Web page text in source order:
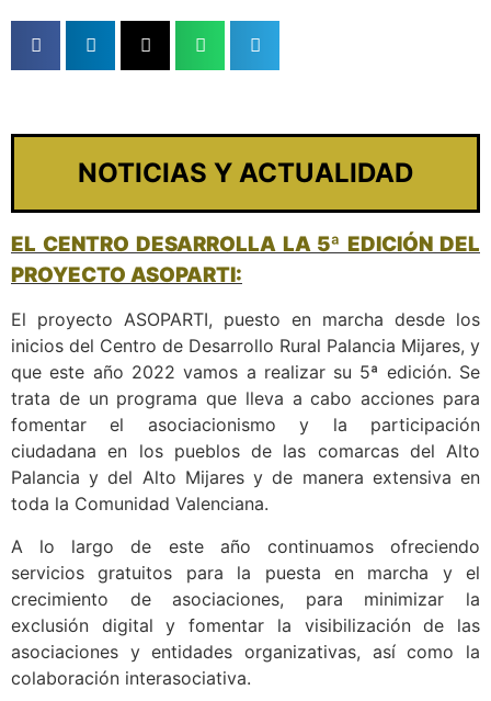
NOTICIAS Y ACTUALIDAD
EL CENTRO DESARROLLA LA 5ª EDICIÓN DEL
PROYECTO ASOPARTI:
El proyecto ASOPARTI, puesto en marcha desde los
inicios del Centro de Desarrollo Rural Palancia Mijares, y
que este año 2022 vamos a realizar su 5ª edición. Se
trata de un programa que lleva a cabo acciones para
fomentar el asociacionismo y la participación
ciudadana en los pueblos de las comarcas del Alto
Palancia y del Alto Mijares y de manera extensiva en
toda la Comunidad Valenciana.
A lo largo de este año continuamos ofreciendo
servicios gratuitos para la puesta en marcha y el
crecimiento de asociaciones, para minimizar la
exclusión digital y fomentar la visibilización de las
asociaciones y entidades organizativas, así como la
colaboración interasociativa.